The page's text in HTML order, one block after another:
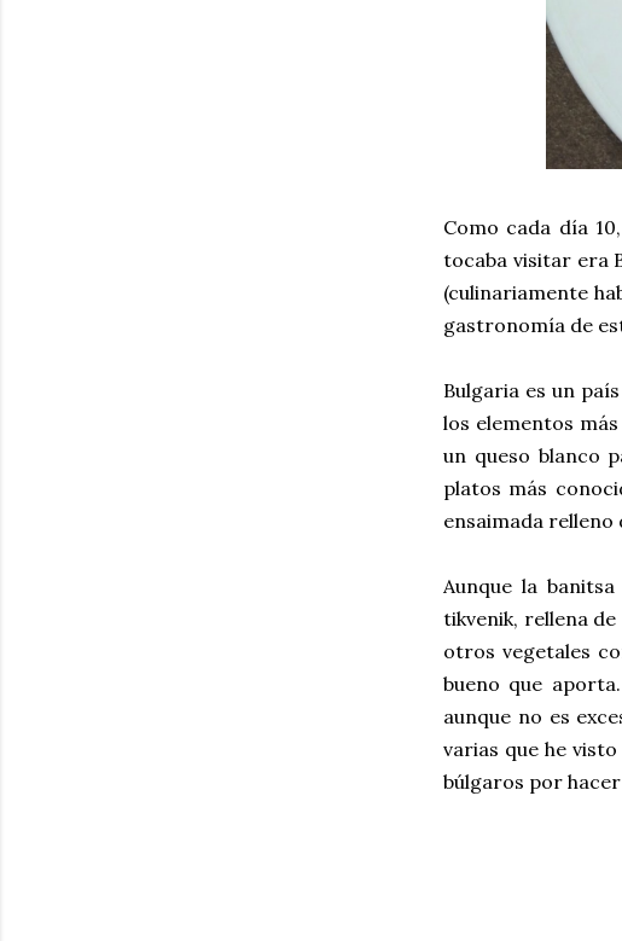
Como cada día
tocaba visitar era
(culinariamente
gastronomía de
Bulgaria es un
los elementos
un queso blanco
platos más
ensaimada relleno
Aunque la
tikvenik, rellena
otros vegetales
bueno que
aunque no es
varias que he
búlgaros por